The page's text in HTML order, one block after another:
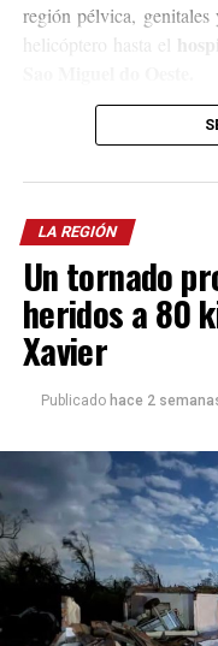
región pélvica,
helicóptero hasta el
En el lugar trabajaron
local, quienes iniciaron
determinar en qué
LA REGIÓN
Un tornado
heridos a 80
Xavier
Publicado hace 2